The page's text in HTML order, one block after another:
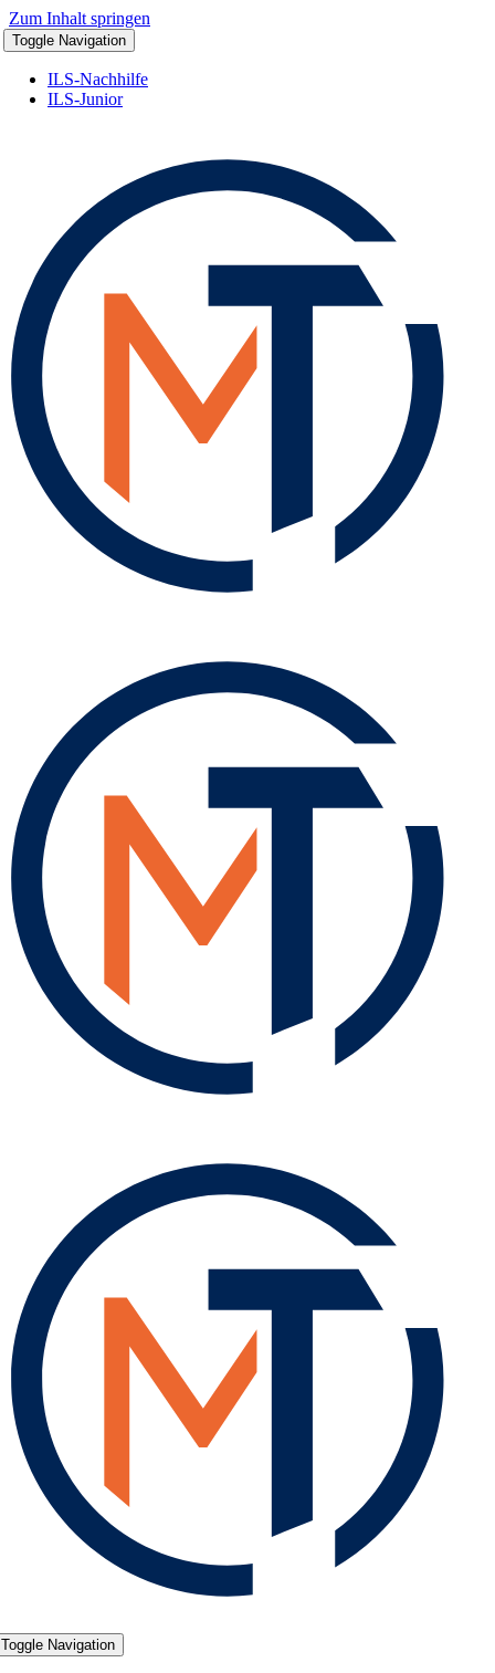
Zum Inhalt springen
Toggle Navigation
ILS-Nachhilfe
ILS-Junior
Toggle Navigation